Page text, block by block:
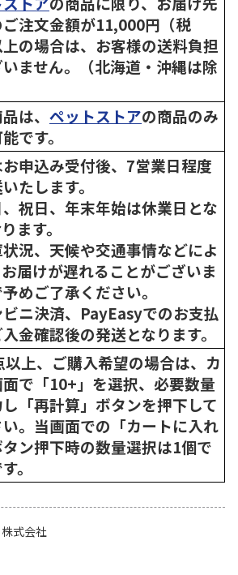
ご注文金額が11,000円（税
の場合は、お客様の送料負担
ません。（北海道・沖縄は除
は、 ペットストアの商品のみ
です。
申込み受付後、7営業日程度
たします。
祝日、年末年始は休業日とな
ます。
況、天候や交通事情などによ
届けが遅れることがございま
めご了承ください。
ニ決済、PayEasyでのお支払
金確認後の発送となります。
上、ご購入希望の場合は、カ
で「10+」を選択、必要数量
「再計算」ボタンを押下して
い。当画面での「カートに入れ
ン押下時の数量選択は1個で
。
式会社